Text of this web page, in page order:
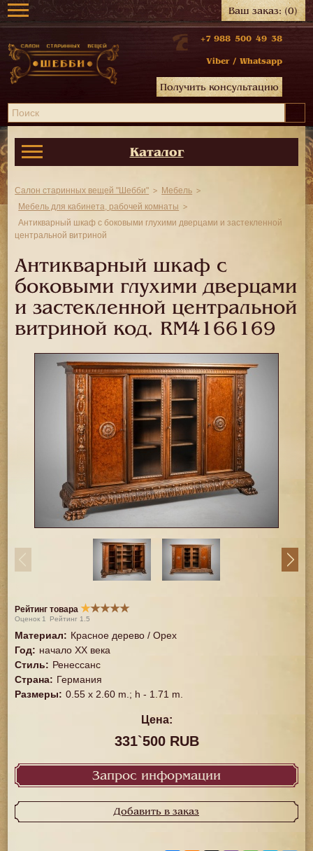
Ваш заказ:(0)
+7 988 500 49 38
Viber / Whatsapp
Получить консультацию
Каталог
Салон старинных вещей "Шебби"
Мебель
Мебель для кабинета, рабочей комнаты
Антикварный шкаф с боковыми глухими дверцами и застекленной
центральной витриной
Антикварный шкаф с
боковыми глухими дверцами
и застекленной центральной
витриной код. RM4166169
Рейтинг товара★★★★★
Оценок 1 Рейтинг 1.5
Материал: Красное дерево / Орех
Год: начало ХХ века
Стиль: Ренессанс
Страна: Германия
Размеры: 0.55 x 2.60 m.; h - 1.71 m.
Цена:
331`500 RUB
Запрос информации
Добавить в заказ